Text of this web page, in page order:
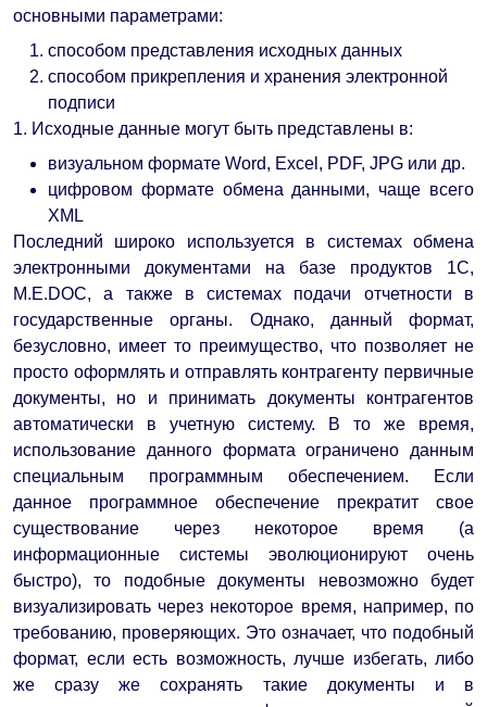
основными параметрами:
способом представления исходных данных
способом прикрепления и хранения электронной
подписи
1. Исходные данные могут быть представлены в:
визуальном формате Word, Excel, PDF, JPG или др.
цифровом формате обмена данными, чаще всего
XML
Последний широко используется в системах обмена
электронными документами на базе продуктов 1С,
M.E.DOC, а также в системах подачи отчетности в
государственные органы. Однако, данный формат,
безусловно, имеет то преимущество, что позволяет не
просто оформлять и отправлять контрагенту первичные
документы, но и принимать документы контрагентов
автоматически в учетную систему. В то же время,
использование данного формата ограничено данным
специальным программным обеспечением. Если
данное программное обеспечение прекратит свое
существование через некоторое время (а
информационные системы эволюционируют очень
быстро), то подобные документы невозможно будет
визуализировать через некоторое время, например, по
требованию, проверяющих. Это означает, что подобный
формат, если есть возможность, лучше избегать, либо
же сразу же сохранять такие документы и в